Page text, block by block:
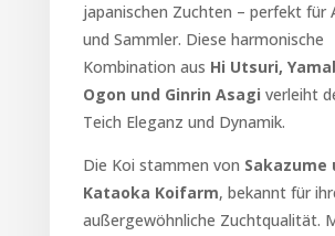
japanischen Zuchten – perfekt für
und Sammler. Diese harmonische
Kombination aus Hi Utsuri,
Ogon und Ginrin Asagi verleiht
Teich Eleganz und Dynamik.
Die Koi stammen von Sakazume
Kataoka Koifarm, bekannt für
außergewöhnliche Zuchtqualität.